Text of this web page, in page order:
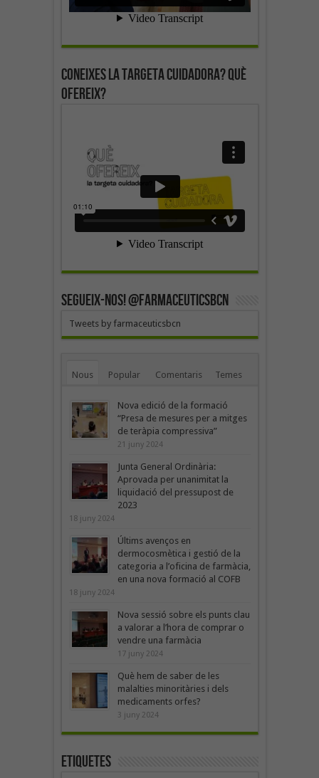
Coneixes la targeta cuidadora? Què
ofereix?
SEGUEIX-NOS! @farmaceuticsbcn
Tweets by farmaceuticsbcn
Nous Popular Comentaris Temes
Nova edició de la formació
“Presa de mesures per a mitges
de teràpia compressiva”
21 juny 2024
Junta General Ordinària:
Aprovada per unanimitat la
liquidació del pressupost de
2023
18 juny 2024
Últims avenços en
dermocosmètica i gestió de la
categoria a l’oficina de farmàcia,
en una nova formació al COFB
18 juny 2024
Nova sessió sobre els punts clau
a valorar a l’hora de comprar o
vendre una farmàcia
17 juny 2024
Què hem de saber de les
malalties minoritàries i dels
medicaments orfes?
3 juny 2024
Etiquetes